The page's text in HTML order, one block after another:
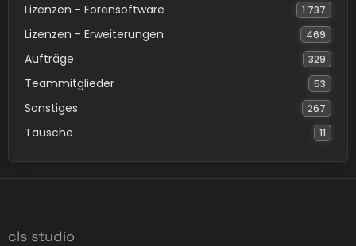
Lizenzen - Forensoftware 1.737
Lizenzen - Erweiterungen 469
Aufträge 329
Teammitglieder 53
Sonstiges 267
Tausche 11
cls studio